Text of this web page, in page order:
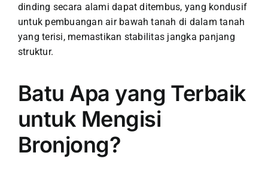
dinding secara alami dapat ditembus, yang kondusif
untuk pembuangan air bawah tanah di dalam tanah
yang terisi, memastikan stabilitas jangka panjang
struktur.
Batu Apa yang Terbaik
untuk Mengisi
Bronjong?